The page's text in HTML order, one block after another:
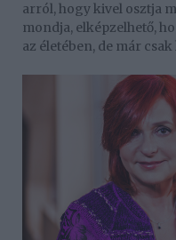
arról, hogy kivel osztja
mondja, elképzelhető,
az életében, de már